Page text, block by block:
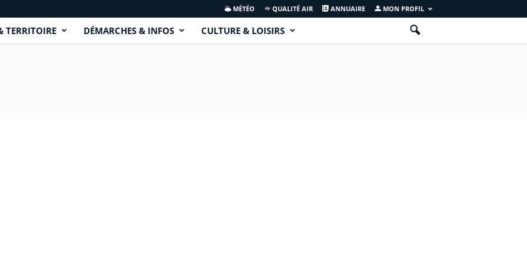
MÉTÉO QUALITÉ AIR ANNUAIRE MON PROFIL
TERRITOIRE DÉMARCHES & INFOS CULTURE & LOISIRS